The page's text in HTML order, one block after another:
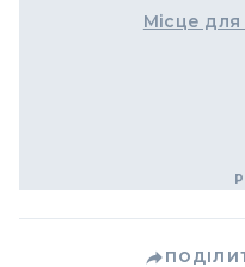
Місце